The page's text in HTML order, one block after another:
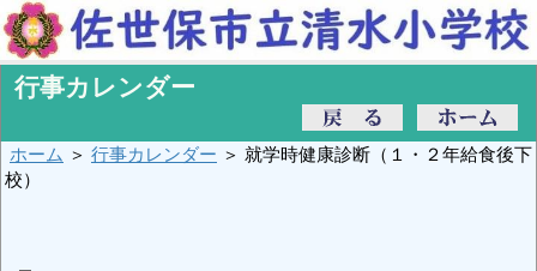
行事カレンダー
ホーム ＞ 行事カレンダー ＞ 就学時健康診断（１・２年給食後下
校）